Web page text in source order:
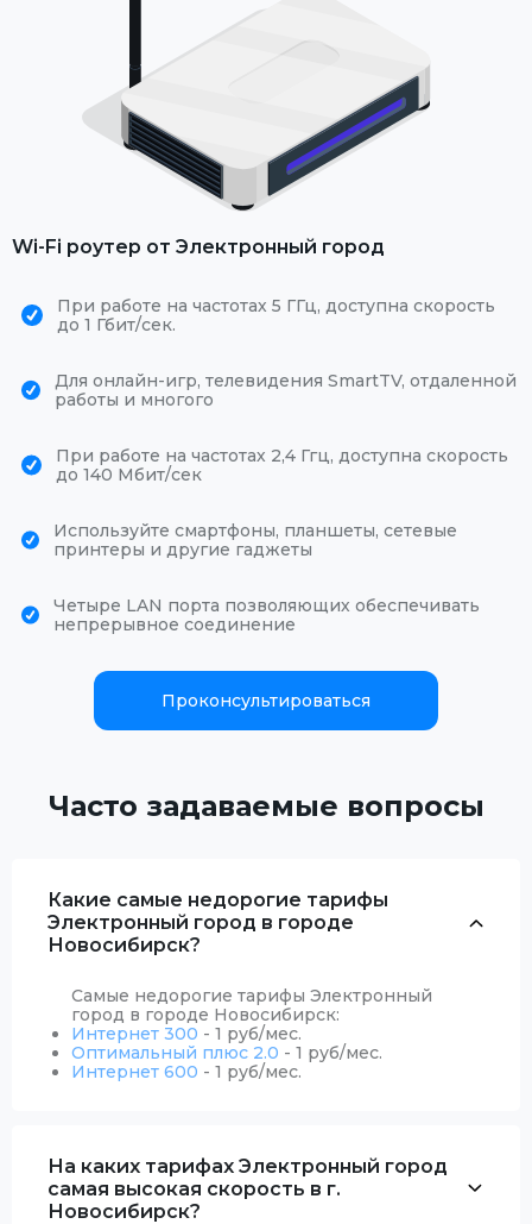
Wi-Fi роутер от Электронный город
При работе на частотах 5 ГГц, доступна скорость
до 1 Гбит/сек.
Для онлайн-игр, телевидения SmartTV, отдаленной
работы и многого
При работе на частотах 2,4 Ггц, доступна скорость
до 140 Мбит/сек
Используйте смартфоны, планшеты, сетевые
принтеры и другие гаджеты
Четыре LAN порта позволяющих обеспечивать
непрерывное соединение
Проконсультироваться
Часто задаваемые вопросы
Какие самые недорогие тарифы
Электронный город в городе
Новосибирск?
Самые недорогие тарифы Электронный
город в городе Новосибирск:
Интернет 300 - 1 руб/мес.
Оптимальный плюс 2.0 - 1 руб/мес.
Интернет 600 - 1 руб/мес.
На каких тарифах Электронный город
самая высокая скорость в г.
Новосибирск?